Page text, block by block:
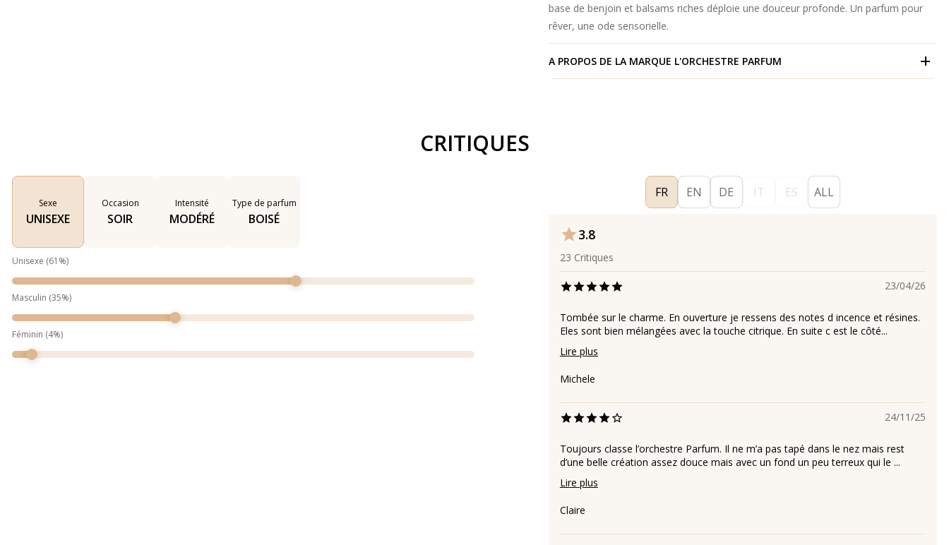
base de benjoin et balsams riches déploie une douceur profonde. Un parfum pour
rêver, une ode sensorielle.
A PROPOS DE LA MARQUE L'ORCHESTRE PARFUM
CRITIQUES
Sexe
UNISEXE
Occasion
SOIR
Intensité
MODÉRÉ
Type de parfum
BOISÉ
Unisexe (61 %)
Masculin (35%)
Féminin (4%)
FR EN DE IT ES ALL
3.8
23 Critiques
23/04/26
Tombée sur le charme. En ouverture je ressens des notes d incence et résines.
Eles sont bien mélangées avec la touche citrique. En suite c est le côté...
Lire plus
Michele
24/11/25
Toujours classe l’orchestre Parfum. Il ne m’a pas tapé dans le nez mais rest
d’une belle création assez douce mais avec un fond un peu terreux qui le ...
Lire plus
Claire